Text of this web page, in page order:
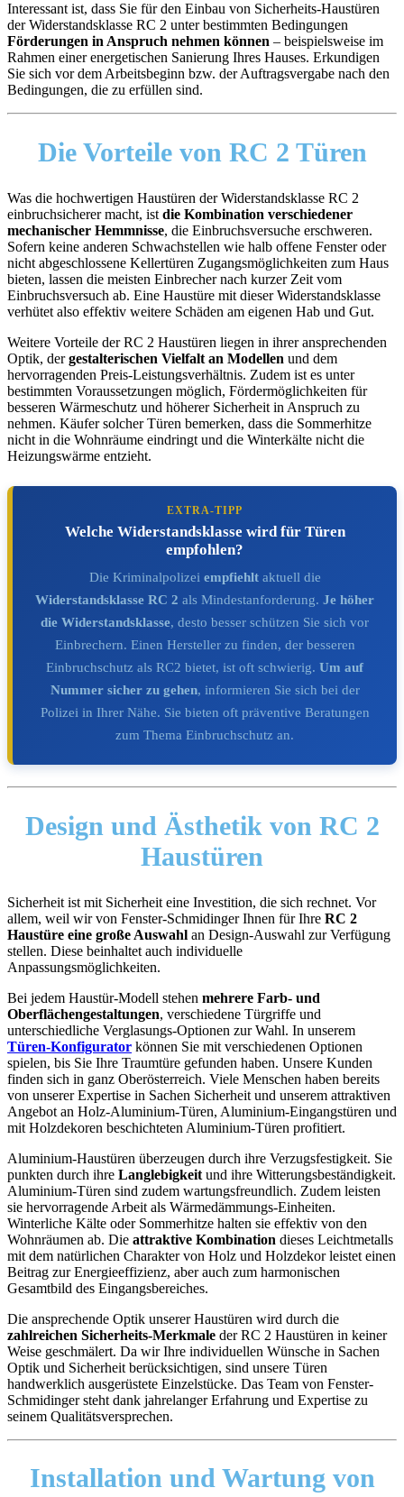
Interessant ist, dass Sie für den Einbau von Sicherheits-Haustüren
der Widerstandsklasse RC 2 unter bestimmten Bedingungen
Förderungen in Anspruch nehmen können – beispielsweise im
Rahmen einer energetischen Sanierung Ihres Hauses. Erkundigen
Sie sich vor dem Arbeitsbeginn bzw. der Auftragsvergabe nach den
Bedingungen, die zu erfüllen sind.
Die Vorteilevon RC 2 Türen
Was die hochwertigen Haustüren der Widerstandsklasse RC 2
einbruchsicherer macht, ist die Kombination verschiedener
mechanischer Hemmnisse, die Einbruchsversuche erschweren.
Sofern keine anderen Schwachstellen wie halb offene Fenster oder
nicht abgeschlossene Kellertüren Zugangsmöglichkeiten zum Haus
bieten, lassen die meisten Einbrecher nach kurzer Zeit vom
Einbruchsversuch ab. Eine Haustüre mit dieser Widerstandsklasse
verhütet also effektiv weitere Schäden am eigenen Hab und Gut.
Weitere Vorteile der RC 2 Haustüren liegen in ihrer ansprechenden
Optik, dergestalterischen Vielfalt an Modellen und dem
hervorragenden Preis-Leistungsverhältnis. Zudem ist es unter
bestimmten Voraussetzungen möglich, Fördermöglichkeiten für
besseren Wärmeschutz und höherer Sicherheit in Anspruch zu
nehmen. Käufer solcher Türen bemerken, dass die Sommerhitze
nicht in die Wohnräume eindringt und die Winterkälte nicht die
Heizungswärme entzieht.
EXTRA-TIPP
Welche Widerstandsklasse wird für Türen
empfohlen?
Die Kriminalpolizei empfiehltaktuell die
Widerstandsklasse RC 2 als Mindestanforderung. Je höher
die Widerstandsklasse, desto besser schützen Sie sich vor
Einbrechern. Einen Hersteller zu finden, der besseren
Einbruchschutz als RC2 bietet, ist oft schwierig. Um auf
Nummer sicher zu gehen, informieren Sie sich bei der
Polizei in Ihrer Nähe. Sie bieten oft präventive Beratungen
zum Thema Einbruchschutz an.
Design und Ästhetik von RC 2
Haustüren
Sicherheit ist mit Sicherheit eine Investition, die sich rechnet. Vor
allem, weil wir von Fenster-Schmidinger Ihnen für Ihre RC 2
Haustüre eine große Auswahl an Design-Auswahl zur Verfügung
stellen. Diese beinhaltet auch individuelle
Anpassungsmöglichkeiten.
Bei jedem Haustür-Modell stehen mehrere Farb- und
Oberflächengestaltungen, verschiedene Türgriffe und
unterschiedliche Verglasungs-Optionen zur Wahl. In unserem
Türen-Konfigurator können Sie mit verschiedenen Optionen
spielen, bis Sie Ihre Traumtüre gefunden haben. Unsere Kunden
finden sich in ganz Oberösterreich. Viele Menschen haben bereits
von unserer Expertise in Sachen Sicherheit und unserem attraktiven
Angebot an Holz-Aluminium-Türen, Aluminium-Eingangstüren und
mit Holzdekoren beschichteten Aluminium-Türen profitiert.
Aluminium-Haustüren überzeugen durch ihre Verzugsfestigkeit. Sie
punkten durch ihre Langlebigkeit und ihre Witterungsbeständigkeit.
Aluminium-Türen sind zudem wartungsfreundlich. Zudem leisten
sie hervorragende Arbeit als Wärmedämmungs-Einheiten.
Winterliche Kälte oder Sommerhitze halten sie effektiv von den
Wohnräumen ab. Die attraktive Kombination dieses Leichtmetalls
mit dem natürlichen Charakter von Holz und Holzdekor leistet einen
Beitrag zur Energieeffizienz, aber auch zum harmonischen
Gesamtbild des Eingangsbereiches.
Die ansprechende Optik unserer Haustüren wird durch die
zahlreichen Sicherheits-Merkmale der RC 2 Haustüren in keiner
Weise geschmälert. Da wir Ihre individuellen Wünsche in Sachen
Optik und Sicherheit berücksichtigen, sind unsere Türen
handwerklich ausgerüstete Einzelstücke. Das Team von Fenster-
Schmidinger steht dank jahrelanger Erfahrung und Expertise zu
seinem Qualitätsversprechen.
Installation und Wartung von